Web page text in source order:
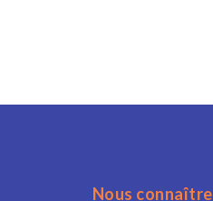
Nous connaître